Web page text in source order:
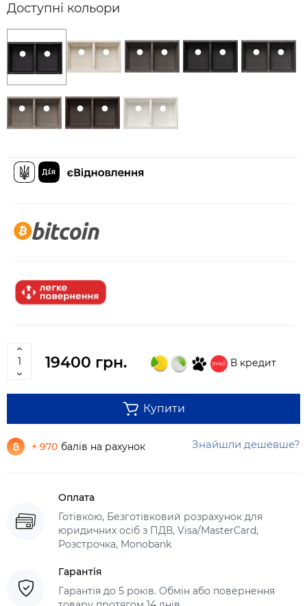
Доступні кольори
19400 грн. В кредит
Купити
+ 970 балів на рахунок Знайшли дешевше?
Оплата
Готівкою, Безготівковий розрахунок для
юридичних осіб з ПДВ, Visa/MasterCard,
Розстрочка, Monobank
Гарантія
Гарантія до 5 років. Обмін або повернення